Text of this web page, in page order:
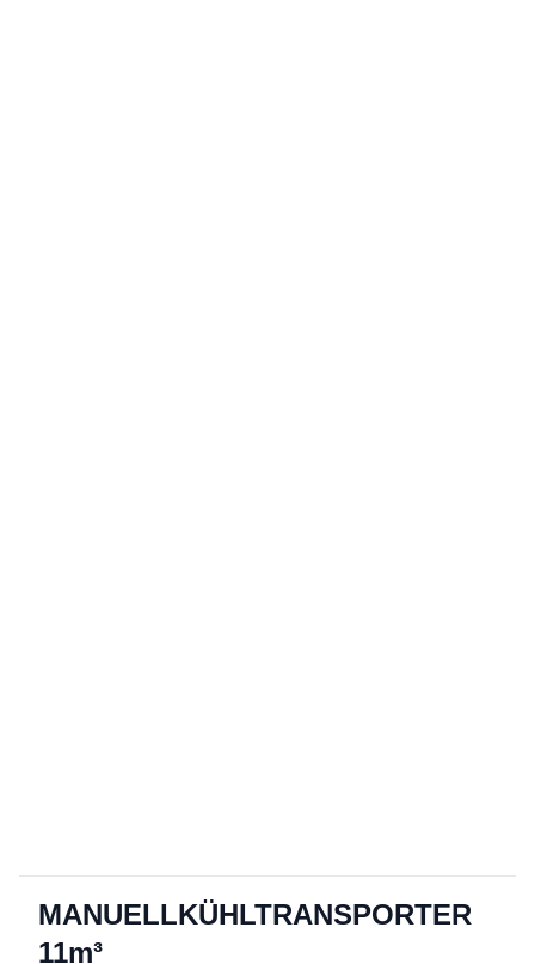
MANUELLKÜHLTRANSPORTER
11m³detalles del vehículo